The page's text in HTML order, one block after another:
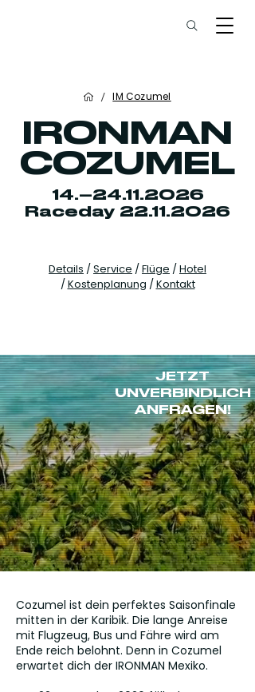
/ IM Cozumel
IRONMAN
COZUMEL
14.–24.11.2026
Raceday 22.11.2026
Details /Service /Flüge /Hotel
/Kostenplanung /Kontakt
JETZT
UNVERBINDLICH
ANFRAGEN!
Cozumel ist dein perfektes Saisonfinale
mitten in der Karibik. Die lange Anreise
mit Flugzeug, Bus und Fähre wird am
Ende reich belohnt. Denn in Cozumel
erwartet dich der IRONMAN Mexiko.